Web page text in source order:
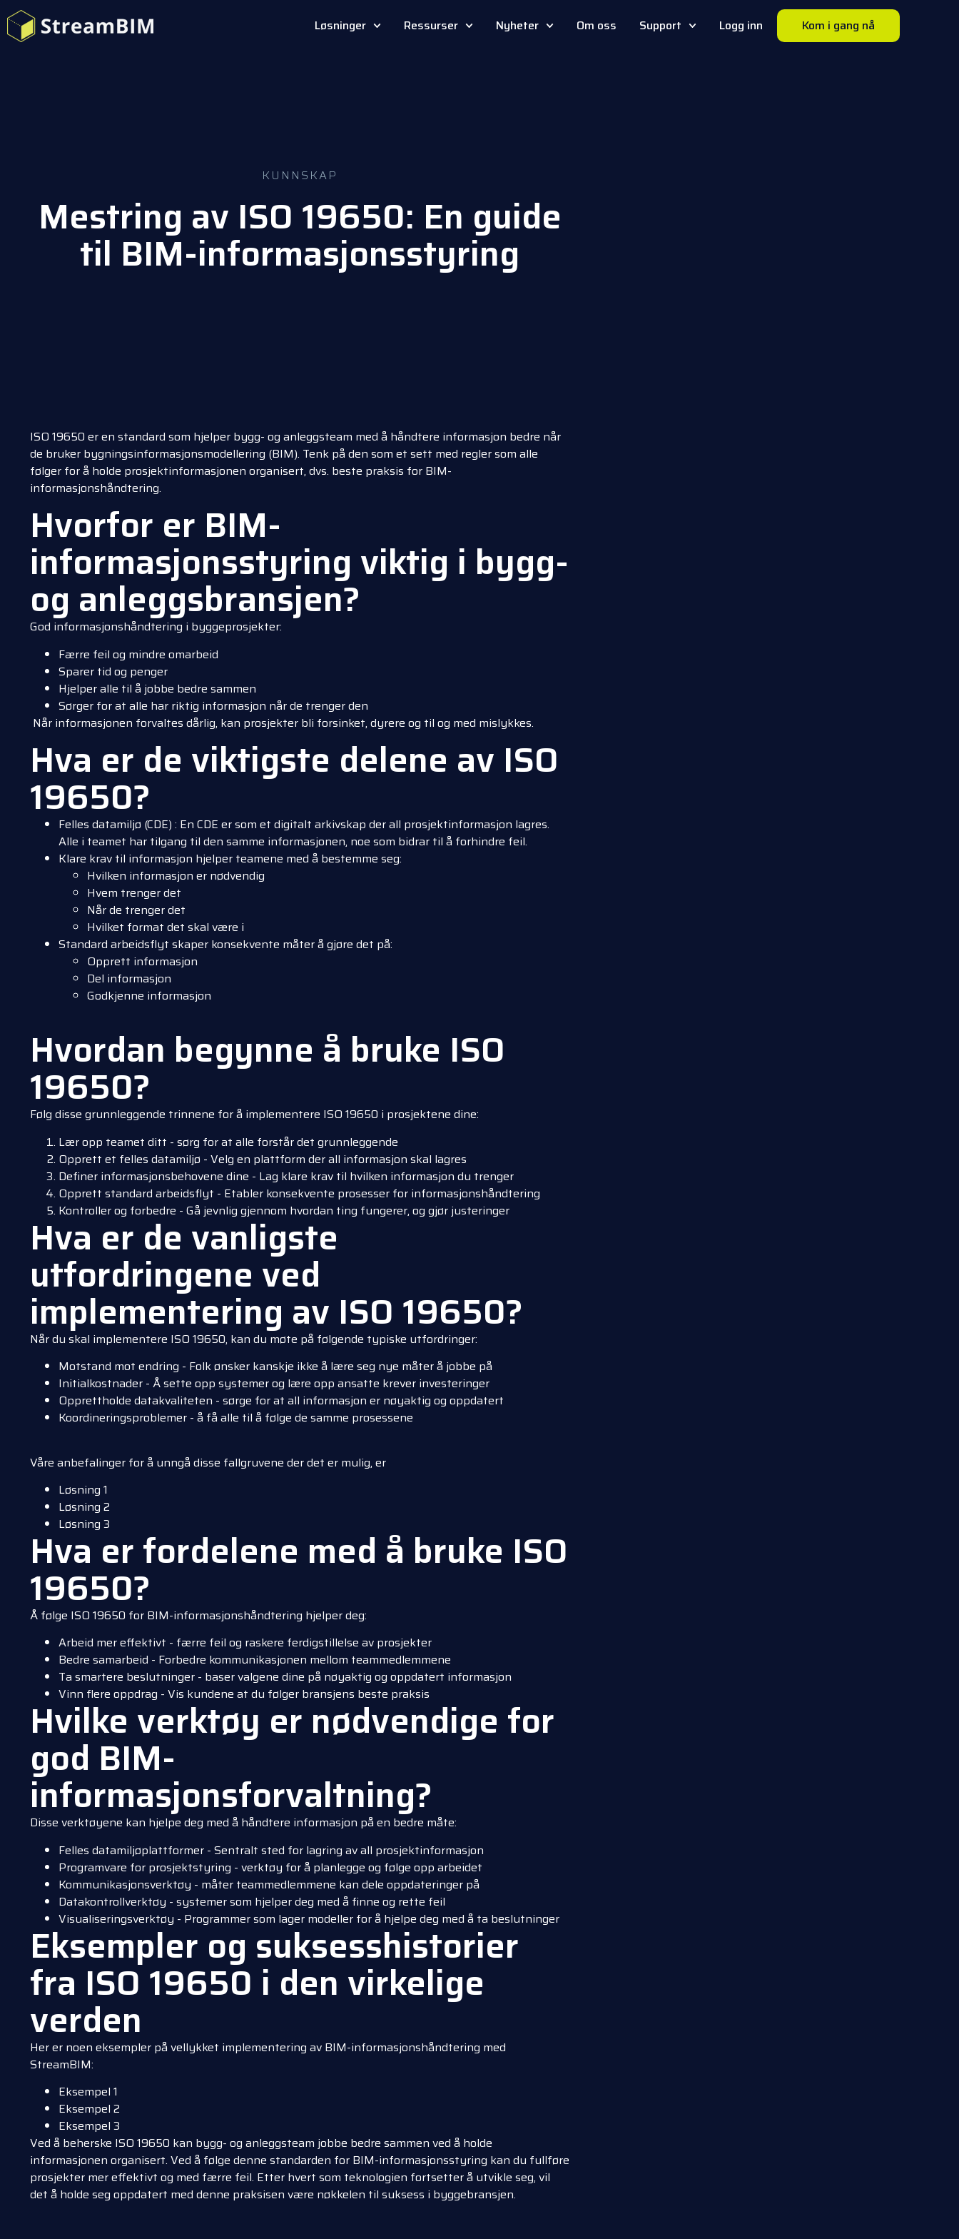
Løsninger Ressurser Nyheter Om oss Support Logg inn Kom i gang nå
KUNNSKAP
Mestring av ISO 19650: En guide
til BIM-informasjonsstyring
ISO 19650 er en standard som hjelper bygg- og anleggsteam med å håndtere informasjon bedre når
de bruker bygningsinformasjonsmodellering (BIM). Tenk på den som et sett med regler som alle
følger for å holde prosjektinformasjonen organisert, dvs. beste praksis for BIM-
informasjonshåndtering.
Hvorfor er BIM-
informasjonsstyring viktig i bygg-
og anleggsbransjen?
God informasjonshåndtering i byggeprosjekter:
Færre feil og mindre omarbeid
Sparer tid og penger
Hjelper alle til å jobbe bedre sammen
Sørger for at alle har riktig informasjon når de trenger den
Når informasjonen forvaltes dårlig, kan prosjekter bli forsinket, dyrere og til og med mislykkes.
Hva er de viktigste delene av ISO
19650?
Felles datamiljø (CDE) : En CDE er som et digitalt arkivskap der all prosjektinformasjon lagres.
Alle i teamet har tilgang til den samme informasjonen, noe som bidrar til å forhindre feil.
Klare krav til informasjon hjelper teamene med å bestemme seg:
Hvilken informasjon er nødvendig
Hvem trenger det
Når de trenger det
Hvilket format det skal være i
Standard arbeidsflyt skaper konsekvente måter å gjøre det på:
Opprett informasjon
Del informasjon
Godkjenne informasjon
Hvordan begynne å bruke ISO
19650?
Følg disse grunnleggende trinnene for å implementere ISO 19650 i prosjektene dine:
Lær opp teamet ditt - sørg for at alle forstår det grunnleggende
Opprett et felles datamiljø - Velg en plattform der all informasjon skal lagres
Definer informasjonsbehovene dine - Lag klare krav til hvilken informasjon du trenger
Opprett standard arbeidsflyt - Etabler konsekvente prosesser for informasjonshåndtering
Kontroller og forbedre - Gå jevnlig gjennom hvordan ting fungerer, og gjør justeringer
Hva er de vanligste
utfordringene ved
implementering av ISO 19650?
Når du skal implementere ISO 19650, kan du møte på følgende typiske utfordringer:
Motstand mot endring - Folk ønsker kanskje ikke å lære seg nye måter å jobbe på
Initialkostnader - Å sette opp systemer og lære opp ansatte krever investeringer
Opprettholde datakvaliteten - sørge for at all informasjon er nøyaktig og oppdatert
Koordineringsproblemer - å få alle til å følge de samme prosessene
Våre anbefalinger for å unngå disse fallgruvene der det er mulig, er
Løsning 1
Løsning 2
Løsning 3
Hva er fordelene med å bruke ISO
19650?
Å følge ISO 19650 for BIM-informasjonshåndtering hjelper deg:
Arbeid mer effektivt - færre feil og raskere ferdigstillelse av prosjekter
Bedre samarbeid - Forbedre kommunikasjonen mellom teammedlemmene
Ta smartere beslutninger - baser valgene dine på nøyaktig og oppdatert informasjon
Vinn flere oppdrag - Vis kundene at du følger bransjens beste praksis
Hvilke verktøy er nødvendige for
god BIM-
informasjonsforvaltning?
Disse verktøyene kan hjelpe deg med å håndtere informasjon på en bedre måte:
Felles datamiljøplattformer - Sentralt sted for lagring av all prosjektinformasjon
Programvare for prosjektstyring - verktøy for å planlegge og følge opp arbeidet
Kommunikasjonsverktøy - måter teammedlemmene kan dele oppdateringer på
Datakontrollverktøy - systemer som hjelper deg med å finne og rette feil
Visualiseringsverktøy - Programmer som lager modeller for å hjelpe deg med å ta beslutninger
Eksempler og suksesshistorier
fra ISO 19650 i den virkelige
verden
Her er noen eksempler på vellykket implementering av BIM-informasjonshåndtering med
StreamBIM:
Eksempel 1
Eksempel 2
Eksempel 3
Ved å beherske ISO 19650 kan bygg- og anleggsteam jobbe bedre sammen ved å holde
informasjonen organisert. Ved å følge denne standarden for BIM-informasjonsstyring kan du fullføre
prosjekter mer effektivt og med færre feil. Etter hvert som teknologien fortsetter å utvikle seg, vil
det å holde seg oppdatert med denne praksisen være nøkkelen til suksess i byggebransjen.